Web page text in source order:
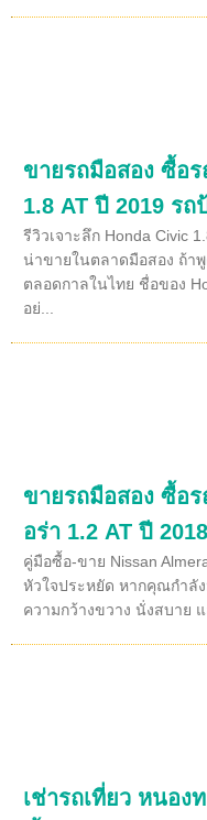
ขายรถมือสอง ซื้อ
1.8 AT ปี 2019 รถ
รีวิวเจาะลึก Honda Civic
น่าขายในตลาดมือสอง ถ้า
ตลอดกาลในไทย ชื่อของ
อย่...
ขายรถมือสอง ซื้อ
อร่า 1.2 AT ปี
คู่มือซื้อ-ขาย Nissan
หัวใจประหยัด หากคุณกำลั
ความกว้างขวาง นั่งสบาย
เช่ารถเที่ยว หนอง